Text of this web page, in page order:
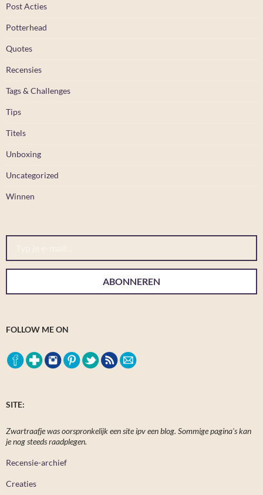
Post Acties
Potterhead
Quotes
Recensies
Tags & Challenges
Tips
Titels
Unboxing
Uncategorized
Winnen
Typ je e-mail...
ABONNEREN
FOLLOW ME ON
SITE:
Zwartraafje was oorspronkelijk een site ipv een blog. Sommige pagina's kan
je nog steeds raadplegen.
Recensie-archief
Creaties